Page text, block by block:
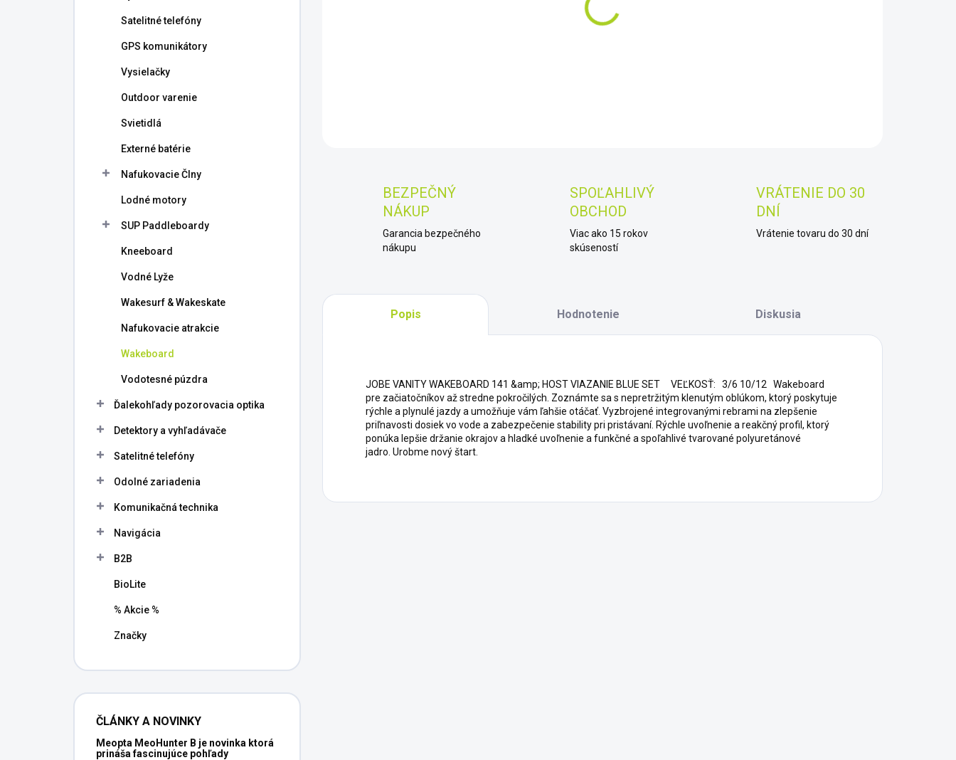
Satelitné telefóny
GPS komunikátory
Vysielačky
Outdoor varenie
Svietidlá
Externé batérie
Nafukovacie Člny
Lodné motory
SUP Paddleboardy
Kneeboard
Vodné Lyže
Wakesurf & Wakeskate
Nafukovacie atrakcie
Wakeboard
Vodotesné púzdra
Ďalekohľady pozorovacia optika
Detektory a vyhľadávače
Satelitné telefóny
Odolné zariadenia
Komunikačná technika
Navigácia
B2B
BioLite
% Akcie %
Značky
ČLÁNKY A NOVINKY
Meopta MeoHunter B je novinka ktorá
prináša fascinujúce pohľady
BEZPEČNÝ
NÁKUP
Garancia bezpečného
nákupu
SPOĽAHLIVÝ
OBCHOD
Viac ako 15 rokov
skúseností
VRÁTENIE DO 30
DNÍ
Vrátenie tovaru do 30 dní
Popis Hodnotenie Diskusia
JOBE VANITY WAKEBOARD 141 &amp; HOST VIAZANIE BLUE SET VEĽKOSŤ: 3/6 10/12 Wakeboard
pre začiatočníkov až stredne pokročilých. Zoznámte sa s nepretržitým klenutým oblúkom, ktorý poskytuje
rýchle a plynulé jazdy a umožňuje vám ľahšie otáčať. Vyzbrojené integrovanými rebrami na zlepšenie
priľnavosti dosiek vo vode a zabezpečenie stability pri pristávaní. Rýchle uvoľnenie a reakčný profil, ktorý
ponúka lepšie držanie okrajov a hladké uvoľnenie a funkčné a spoľahlivé tvarované polyuretánové
jadro. Urobme nový štart.